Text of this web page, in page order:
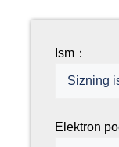
Ism：
Elektron